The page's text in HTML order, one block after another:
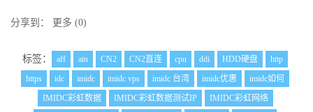
分享到： 更多 (0)
标签： aff ain CN2 CN2直连 cpu ddi HDD硬盘
http
https
idc imidc imidc vps imidc 台湾 imidc优惠
imidc如何
IMIDC彩虹数据
IMIDC彩虹数据测试IP
IMIDC彩虹网络